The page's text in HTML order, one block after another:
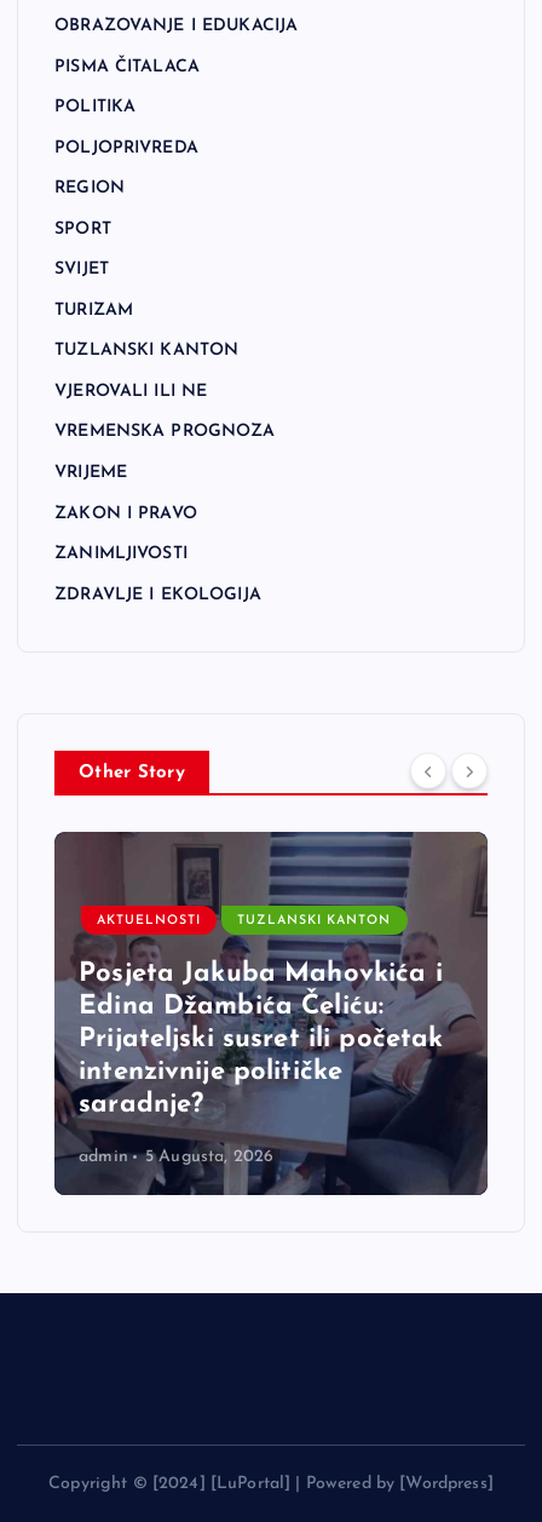
OBRAZOVANJE I EDUKACIJA
PISMA ČITALACA
POLITIKA
POLJOPRIVREDA
REGION
SPORT
SVIJET
TURIZAM
TUZLANSKI KANTON
VJEROVALI ILI NE
VREMENSKA PROGNOZA
VRIJEME
ZAKON I PRAVO
ZANIMLJIVOSTI
ZDRAVLJE I EKOLOGIJA
Other Story
AKTUELNOSTI TUZLANSKI KANTON
Posjeta Jakuba Mahovkića i
Edina Džambića Čeliću:
Prijateljski susret ili početak
intenzivnije političke
saradnje?
admin 5 Augusta, 2026
Copyright © [2024] [LuPortal] | Powered by [Wordpress]